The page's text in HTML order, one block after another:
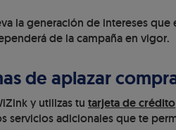
la generación de intereses
de la campaña en vigor.
de aplazar
y utilizas tu tarjeta de crédito
servicios adicionales que te